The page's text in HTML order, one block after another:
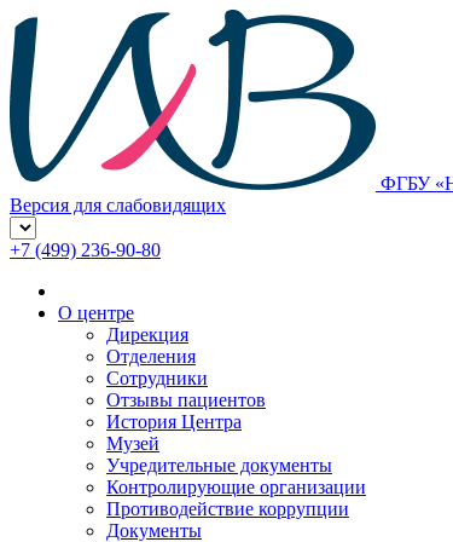
ФГБУ
Версия для слабовидящих
+7 (499) 236-90-80
О центре
Дирекция
Отделения
Сотрудники
Отзывы пациентов
История Центра
Музей
Учредительные документы
Контролирующие организации
Противодействие коррупции
Документы